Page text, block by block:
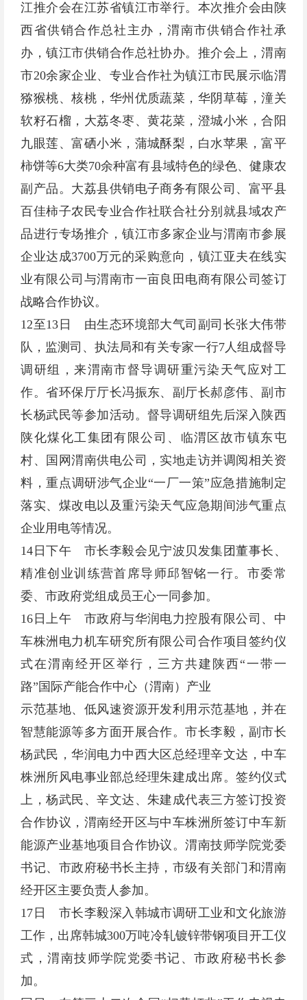
江推介会在江苏省镇江市举行。本次推介会由陕
西省供销合作总社主办，渭南市供销合作社承
办，镇江市供销合作总社协办。推介会上，渭南
市20余家企业、专业合作社为镇江市民展示临渭
猕猴桃、核桃，华州优质蔬菜，华阴草莓，潼关
软籽石榴，大荔冬枣、黄花菜，澄城小米，合阳
九眼莲、富硒小米，蒲城酥梨，白水苹果，富平
柿饼等6大类70余种富有县域特色的绿色、健康农
副产品。大荔县供销电子商务有限公司、富平县
百佳柿子农民专业合作社联合社分别就县域农产
品进行专场推介，镇江市多家企业与渭南市参展
企业达成3700万元的采购意向，镇江亚夫在线实
业有限公司与渭南市一亩良田电商有限公司签订
战略合作协议。
12至13日 由生态环境部大气司副司长张大伟带
队，监测司、执法局和有关专家一行7人组成督导
调研组，来渭南市督导调研重污染天气应对工
作。省环保厅厅长冯振东、副厅长郝彦伟、副市
长杨武民等参加活动。督导调研组先后深入陕西
陕化煤化工集团有限公司、临渭区故市镇东屯
村、国网渭南供电公司，实地走访并调阅相关资
料，重点调研涉气企业“一厂一策”应急措施制定
落实、煤改电以及重污染天气应急期间涉气重点
企业用电等情况。
14日下午 市长李毅会见宁波贝发集团董事长、
精准创业训练营首席导师邱智铭一行。市委常
委、市政府党组成员王心一同参加。
16日上午 市政府与华润电力控股有限公司、中
车株洲电力机车研究所有限公司合作项目签约仪
式在渭南经开区举行，三方共建陕西“一带一
路”国际产能合作中心（渭南）产业
示范基地、低风速资源开发利用示范基地，并在
智慧能源等多方面开展合作。市长李毅，副市长
杨武民，华润电力中西大区总经理辛文达，中车
株洲所风电事业部总经理朱建成出席。签约仪式
上，杨武民、辛文达、朱建成代表三方签订投资
合作协议，渭南经开区与中车株洲所签订中车新
能源产业基地项目合作协议。渭南技师学院党委
书记、市政府秘书长主持，市级有关部门和渭南
经开区主要负责人参加。
17日 市长李毅深入韩城市调研工业和文化旅游
工作，出席韩城300万吨冷轧镀锌带钢项目开工仪
式，渭南技师学院党委书记、市政府秘书长参
加。